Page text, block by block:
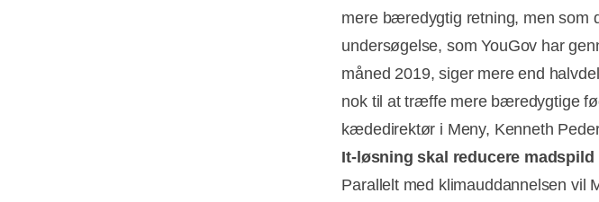
mere bæredygtig retning, men som
undersøgelse, som YouGov har
måned 2019, siger mere end
nok til at træffe mere bæredygtige
kædedirektør i Meny, Kenneth
It-løsning skal reducere madspild
Parallelt med klimauddannelsen vil